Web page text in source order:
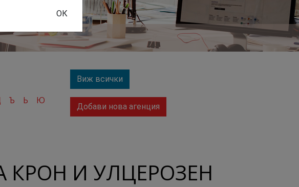
Ъ Ь Ю
Виж всички
Добави нова агенция
КРОН И УЛЦЕРОЗЕН
ОК